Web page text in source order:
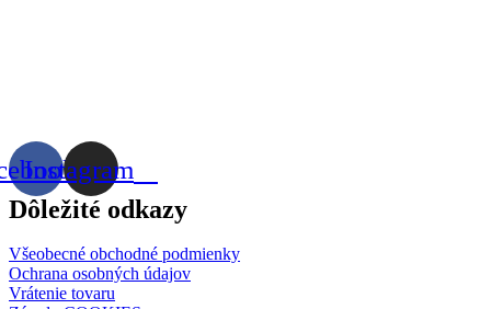
Instagram
Dôležité odkazy
Všeobecné obchodné podmienky
Ochrana osobných údajov
Vrátenie tovaru